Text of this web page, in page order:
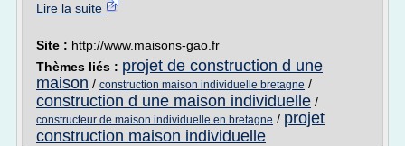
Lire la suite
Site : http://www.maisons-gao.fr
Thèmes liés : projet de construction d une
maison / construction maison individuelle bretagne /
construction d une maison individuelle /
constructeur de maison individuelle en bretagne / projet
construction maison individuelle